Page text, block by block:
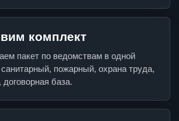
комплект
пакет по ведомствам в одной
санитарный, пожарный, охрана труда,
договорная база.